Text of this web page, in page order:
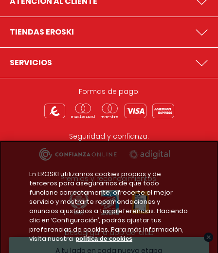
A tu lado en cada nueva etapa
TIENDAS EROSKI
SERVICIOS
Formas de pago:
Seguridad y confianza:
Premios y reconocimientos:
Descarga la app del club
En EROSKI utilizamos cookies propias y de
terceros para asegurarnos de que todo
funcione correctamente, ofrecerte el mejor
servicio y mostrarte recomendaciones y
anuncios ajustados a tus preferencias. Haciendo
clic en ‘Configuración’, podrás ajustar tus
preferencias de cookies. Para más información,
visita nuestra política de cookies